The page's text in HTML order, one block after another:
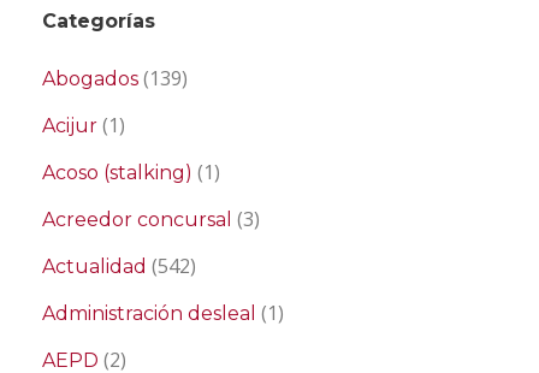
Categorías
Abogados (139)
Acijur (1)
Acoso (stalking) (1)
Acreedor concursal (3)
Actualidad (542)
Administración desleal (1)
AEPD (2)